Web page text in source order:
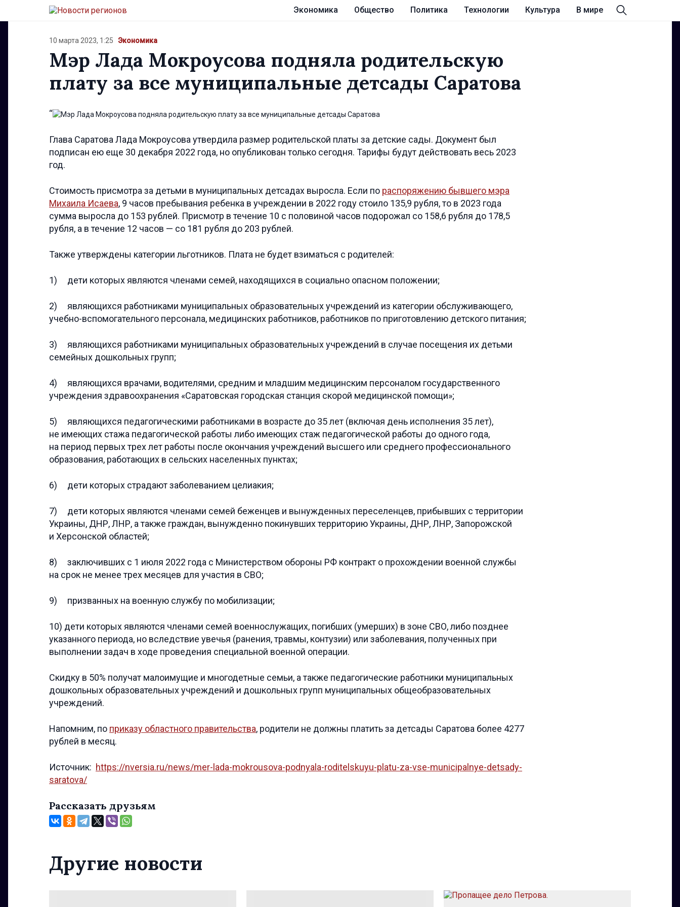
Экономика Общество Политика Технологии Культура В мире
10 марта 2023, 1:25 Экономика
Мэр Лада Мокроусова подняла родительскую
плату за все муниципальные детсады Саратова
“
Глава Саратова Лада Мокроусова утвердила размер родительской платы за детские сады. Документ был
подписан ею еще 30 декабря 2022 года, но опубликован только сегодня. Тарифы будут действовать весь 2023
год.
Стоимость присмотра за детьми в муниципальных детсадах выросла. Если по распоряжению бывшего мэра
Михаила Исаева, 9 часов пребывания ребенка в учреждении в 2022 году стоило 135,9 рубля, то в 2023 года
сумма выросла до 153 рублей. Присмотр в течение 10 с половиной часов подорожал со 158,6 рубля до 178,5
рубля, а в течение 12 часов — со 181 рубля до 203 рублей.
Также утверждены категории льготников. Плата не будет взиматься с родителей:
1) дети которых являются членами семей, находящихся в социально опасном положении;
2) являющихся работниками муниципальных образовательных учреждений из категории обслуживающего,
учебно-вспомогательного персонала, медицинских работников, работников по приготовлению детского питания;
3) являющихся работниками муниципальных образовательных учреждений в случае посещения их детьми
семейных дошкольных групп;
4) являющихся врачами, водителями, средним и младшим медицинским персоналом государственного
учреждения здравоохранения «Саратовская городская станция скорой медицинской помощи»;
5) являющихся педагогическими работниками в возрасте до 35 лет (включая день исполнения 35 лет),
не имеющих стажа педагогической работы либо имеющих стаж педагогической работы до одного года,
на период первых трех лет работы после окончания учреждений высшего или среднего профессионального
образования, работающих в сельских населенных пунктах;
6) дети которых страдают заболеванием целиакия;
7) дети которых являются членами семей беженцев и вынужденных переселенцев, прибывших с территории
Украины, ДНР, ЛНР, а также граждан, вынужденно покинувших территорию Украины, ДНР, ЛНР, Запорожской
и Херсонской областей;
8) заключивших с 1 июля 2022 года с Министерством обороны РФ контракт о прохождении военной службы
на срок не менее трех месяцев для участия в СВО;
9) призванных на военную службу по мобилизации;
10) дети которых являются членами семей военнослужащих, погибших (умерших) в зоне СВО, либо позднее
указанного периода, но вследствие увечья (ранения, травмы, контузии) или заболевания, полученных при
выполнении задач в ходе проведения специальной военной операции.
Скидку в 50% получат малоимущие и многодетные семьи, а также педагогические работники муниципальных
дошкольных образовательных учреждений и дошкольных групп муниципальных общеобразовательных
учреждений.
Напомним, по приказу областного правительства, родители не должны платить за детсады Саратова более 4277
рублей в месяц.
Источник: https://nversia.ru/news/mer-lada-mokrousova-podnyala-roditelskuyu-platu-za-vse-municipalnye-detsady-
saratova/
Рассказать друзьям
Другие новости